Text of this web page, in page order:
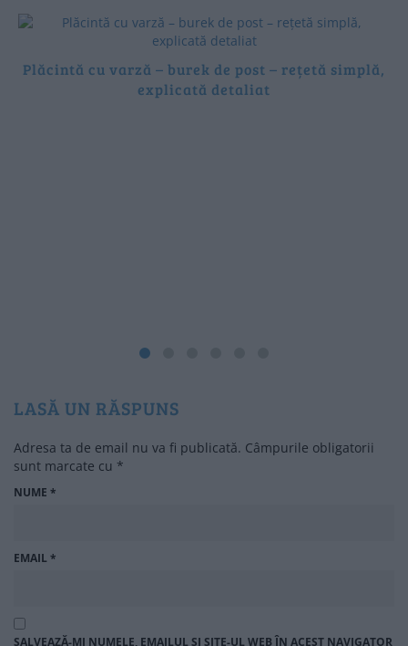
Plăcintă cu varză – burek de post – rețetă simplă,
explicată detaliat
LASĂ UN RĂSPUNS
Adresa ta de email nu va fi publicată. Câmpurile obligatorii
sunt marcate cu *
NUME *
EMAIL*
SALVEAZĂ-MI NUMELE, EMAILUL ȘI SITE-UL WEB ÎN ACEST NAVIGATOR